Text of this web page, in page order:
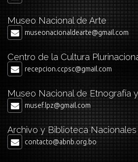
Museo Nacional de Arte
museonacionaldearte@gmail.com
Centro de la Cultura
recepcion.ccpsc@gmail.com
Museo Nacional de Etnografía
musef.lpz@gmail.com
Archivo y Biblioteca
contacto@abnb.org.bo